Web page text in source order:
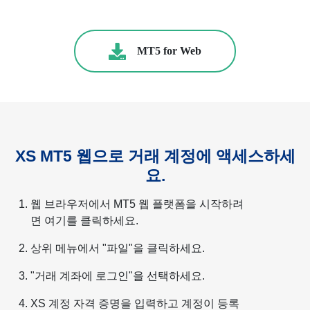
MT5 for Web
XS MT5 웹으로 거래 계정에 액세스하세
요.
웹 브라우저에서 MT5 웹 플랫폼을 시작하려
면 여기를 클릭하세요.
상위 메뉴에서 "파일"을 클릭하세요.
"거래 계좌에 로그인"을 선택하세요.
XS 계정 자격 증명을 입력하고 계정이 등록